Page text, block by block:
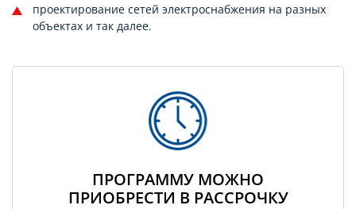
проектирование сетей электроснабжения на разных
объектах и так далее.
ПРОГРАММУ МОЖНО
ПРИОБРЕСТИ В РАССРОЧКУ